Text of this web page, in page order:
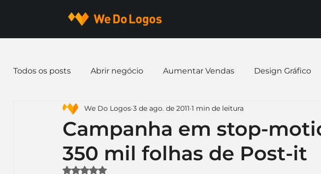
Todos os posts Abrir negócio Aumentar Vendas Design Gráfico
Dicas de Marketing Email marketing Expandir negócio
Identidade Visual Marca Nome para Empresa Logo
Campanha em stop-
350 mil folhas de Post-it
We Do Logos 3 de ago. de 2011 1 min de leitura
Avaliado com NaN de 5 estrelas.